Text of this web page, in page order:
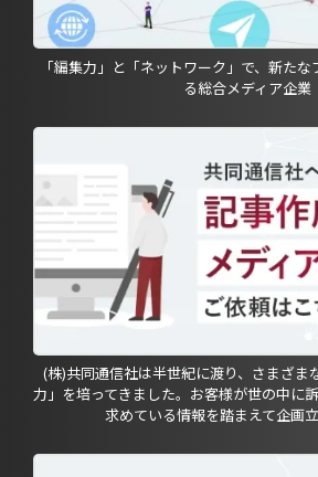
「編集力」と「ネットワーク」で、新た
る総合メディア企業
(株)共同通信社は半世紀に渡り、さまざま
力」を培ってきました。お客様が世の中に
求めている情報を踏まえて企画立